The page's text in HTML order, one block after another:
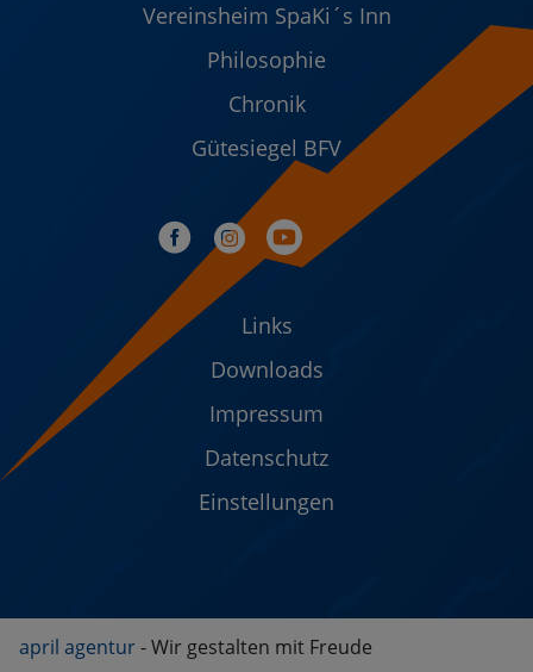
Vereinsheim SpaKi´s Inn
Philosophie
Chronik
Gütesiegel BFV
Links
Downloads
Impressum
Datenschutz
Einstellungen
april agentur- Wir gestalten mit Freude